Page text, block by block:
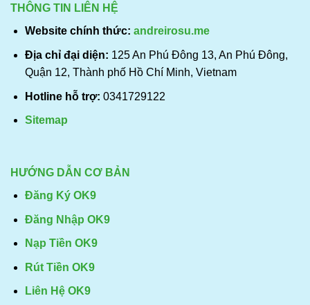
THÔNG TIN LIÊN HỆ
Website chính thức: andreirosu.me
Địa chỉ đại diện: 125 An Phú Đông 13, An Phú Đông,
Quận 12, Thành phố Hồ Chí Minh, Vietnam
Hotline hỗ trợ: 0341729122
Sitemap
HƯỚNG DẪN CƠ BẢN
Đăng Ký OK9
Đăng Nhập OK9
Nạp Tiền OK9
Rút Tiền OK9
Liên Hệ OK9